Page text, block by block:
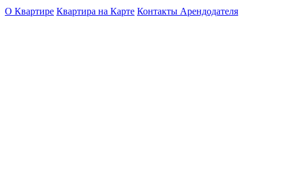
О Квартире Квартира на Карте Контакты Арендодателя